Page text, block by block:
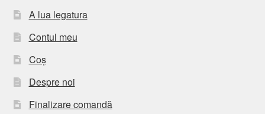
A lua legatura
Contul meu
Coș
Despre noi
Finalizare comandă